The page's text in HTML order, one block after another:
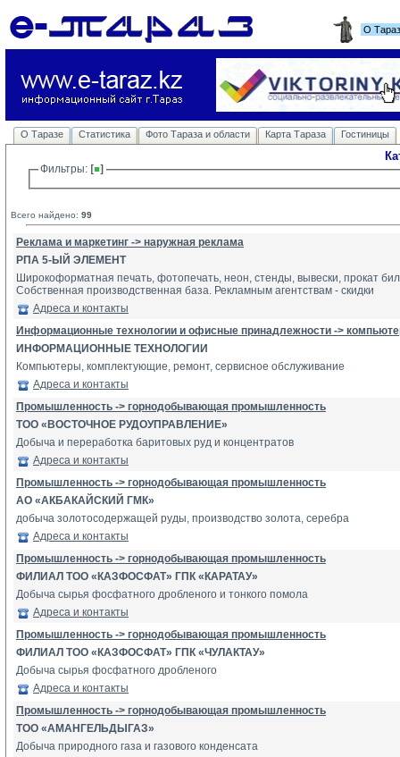
О
О Таразе Статистика Фото Тараза и области Карта Тараза Гостиницы
Фильтры:
Всего найдено: 99
Реклама и маркетинг -> наружная реклама
РПА 5-ЫЙ ЭЛЕМЕНТ
Широкоформатная печать, фотопечать, неон, стенды, вывески, прокат
Собственная производственная база. Рекламным агентствам - скидки
Адреса и контакты
Информационные технологии и офисные принадлежности ->
ИНФОРМАЦИОННЫЕ ТЕХНОЛОГИИ
Компьютеры, комплектующие, ремонт, сервисное обслуживание
Адреса и контакты
Промышленность -> горнодобывающая промышленность
ТОО «ВОСТОЧНОЕ РУДОУПРАВЛЕНИЕ»
Добыча и переработка баритовых руд и концентратов
Адреса и контакты
Промышленность -> горнодобывающая промышленность
АО «АКБАКАЙСКИЙ ГМК»
добыча золотосодержащей руды, производство золота, серебра
Адреса и контакты
Промышленность -> горнодобывающая промышленность
ФИЛИАЛ ТОО «КАЗФОСФАТ» ГПК «КАРАТАУ»
Добыча сырья фосфатного дробленого и тонкого помола
Адреса и контакты
Промышленность -> горнодобывающая промышленность
ФИЛИАЛ ТОО «КАЗФОСФАТ» ГПК «ЧУЛАКТАУ»
Добыча сырья фосфатного дробленого
Адреса и контакты
Промышленность -> горнодобывающая промышленность
ТОО «АМАНГЕЛЬДЫГАЗ»
Добыча природного газа и газового конденсата